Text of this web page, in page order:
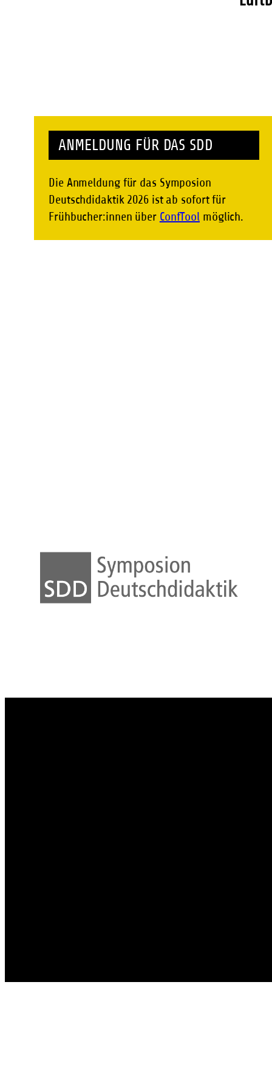
ANMELDUNG FÜR DAS SDD
Die Anmeldung für das Symposion
Deutschdidaktik 2026 ist ab sofort für
Frühbucher:innen über ConfTool möglich.